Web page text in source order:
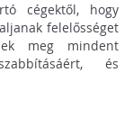
cégektől, hogy
felelősséget
meg mindent
és